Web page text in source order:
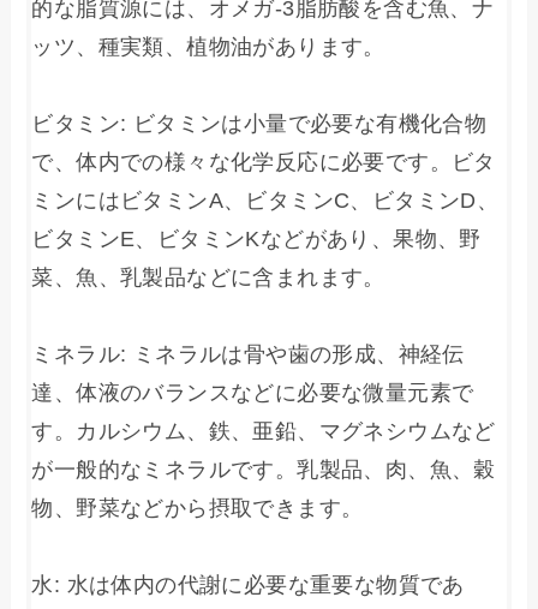
的な脂質源には、オメガ-3脂肪酸を含む魚、ナ
ッツ、種実類、植物油があります。
ビタミン: ビタミンは小量で必要な有機化合物
で、体内での様々な化学反応に必要です。ビタ
ミンにはビタミンA、ビタミンC、ビタミンD、
ビタミンE、ビタミンKなどがあり、果物、野
菜、魚、乳製品などに含まれます。
ミネラル: ミネラルは骨や歯の形成、神経伝
達、体液のバランスなどに必要な微量元素で
す。カルシウム、鉄、亜鉛、マグネシウムなど
が一般的なミネラルです。乳製品、肉、魚、穀
物、野菜などから摂取できます。
水: 水は体内の代謝に必要な重要な物質であ